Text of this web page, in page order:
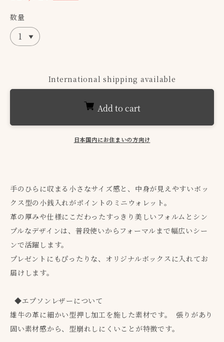
数量
International shipping available
Add to cart
日本国内にお住まいの方向け
手のひらに収まる小さなサイズ感と、中身が見えやすいボッ
クス型の小銭入れがポイントのミニウォレット。
革の厚みや仕様にこだわったすっきり美しいフォルムとシン
プルなデザインは、普段使いからフォーマルまで幅広いシー
ンで活躍します。
プレゼントにもぴったりな、オリジナルボックスに入れてお
届けします。
◆エプソンレザーについて
雄牛の革に細かい型押し加工を施した素材です。 張りがあり
固い素材感から、型崩れしにくいことが特徴です。